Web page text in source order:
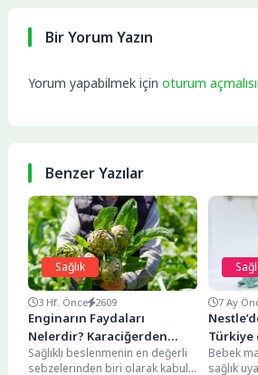
Bir Yorum Yazın
Yorum yapabilmek içinoturum
Benzer Yazılar
Sağlık
3 Hf. Önce 2609
Enginarın Faydaları
Nelerdir? Karaciğerden
Sindirim Sistemine Kadar 10
Sağlıklı beslenmenin en değerli
sebzelerinden biri olarak kabul
7 Ay
Türkiye
ülkede
Bebek
sağlık